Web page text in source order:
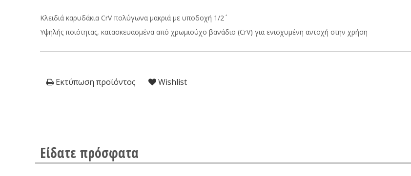
Κλειδιά καρυδάκια CrV πολύγωνα μακριά με υποδοχή 1/2΄΄
Υψηλής ποιότητας, κατασκευασμένα από χρωμιούχο βανάδιο (CrV) για ενισχυμένη αντοχή στην χρήση
Εκτύπωση προϊόντος Wishlist
Είδατε πρόσφατα